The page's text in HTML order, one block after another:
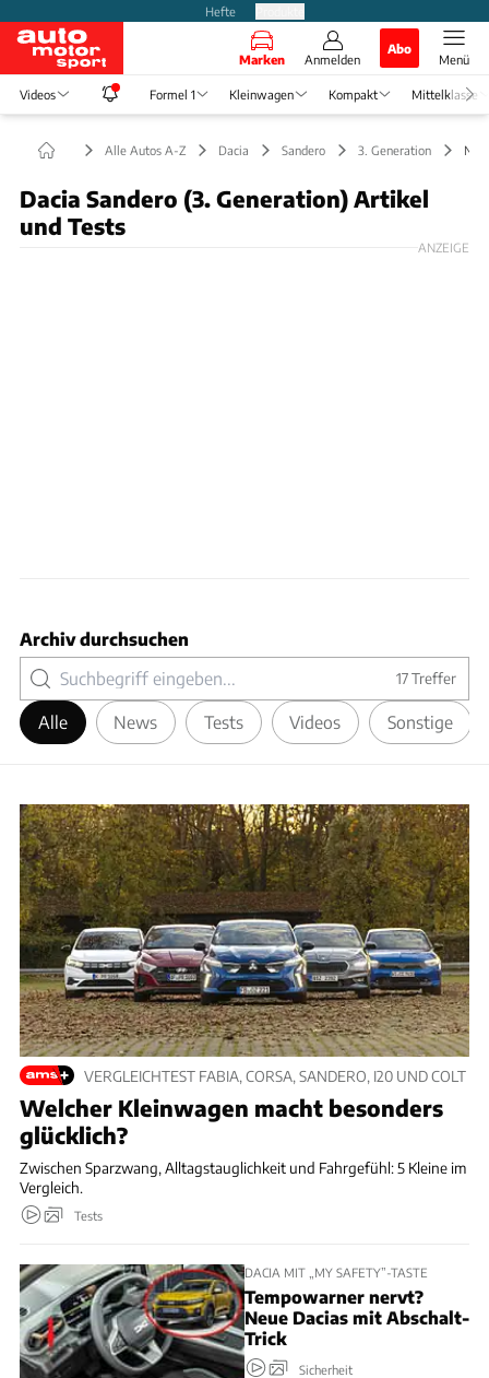
Hefte
Marken Anmelden
Abo
Menü
Videos Formel 1 Kleinwagen Kompakt Mittelklasse
Alle Autos A-Z Dacia Sandero 3. Generation
Dacia Sandero (3. Generation) Artikel
und Tests
ANZEIGE
Archiv durchsuchen
17Treffer
Alle News Tests Videos Sonstige
VERGLEICHTEST FABIA, CORSA, SANDERO, I20 UND COLT
Welcher Kleinwagen macht besonders
glücklich?
Zwischen Sparzwang, Alltagstauglichkeit und Fahrgefühl: 5 Kleine im
Vergleich.
Tests
DACIA MIT „MY SAFETY”-TASTE
Tempowarner nervt?
Neue Dacias mit Abschalt-
Trick
Sicherheit